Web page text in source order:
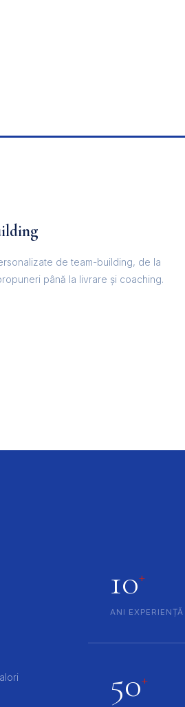
de team-building, de la
până la livrare și coaching.
10+
ANI EXPERIENȚĂ
50+